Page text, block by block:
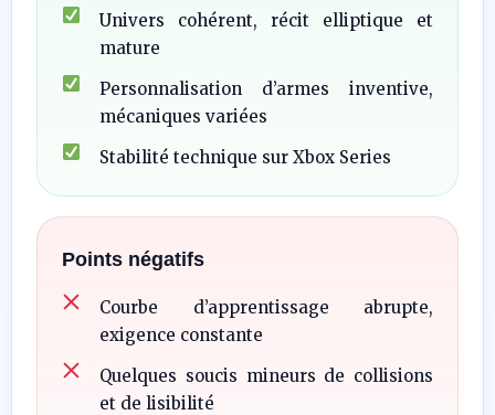
Univers cohérent, récit elliptique et
mature
Personnalisation d’armes inventive,
mécaniques variées
Stabilité technique sur Xbox Series
Points négatifs
Courbe d’apprentissage abrupte,
exigence constante
Quelques soucis mineurs de collisions
et de lisibilité